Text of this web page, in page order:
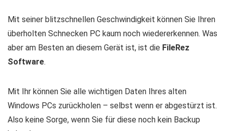
Mit seiner blitzschnellen Geschwindigkeit können Sie Ihren
überholten Schnecken PC kaum noch wiedererkennen. Was
aber am Besten an diesem Gerät ist, ist die FileRez
Software.
Mit Ihr können Sie alle wichtigen Daten Ihres alten
Windows PCs zurückholen – selbst wenn er abgestürzt ist.
Also keine Sorge, wenn Sie für diese noch kein Backup